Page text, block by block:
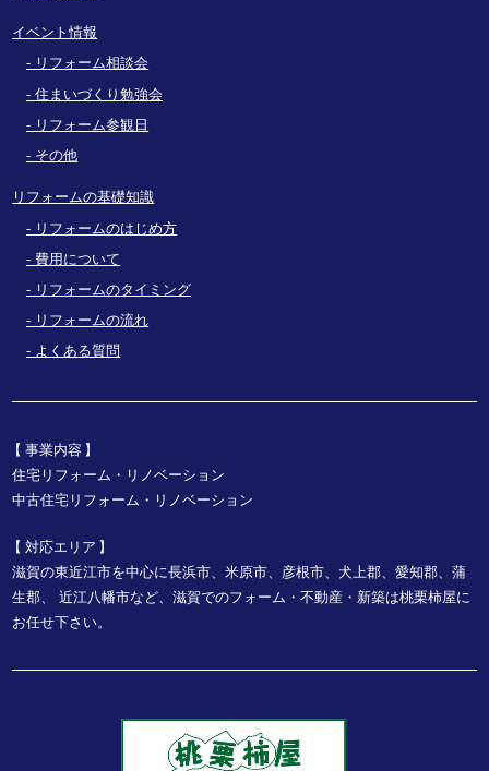
イベント情報
リフォーム相談会
住まいづくり勉強会
リフォーム参観日
その他
リフォームの基礎知識
リフォームのはじめ方
費用について
リフォームのタイミング
リフォームの流れ
よくある質問
事業内容
住宅リフォーム・リノベーション
中古住宅リフォーム・リノベーション
対応エリア
滋賀の東近江市を中心に長浜市、米原市、彦根市、犬上郡、愛知郡、蒲
生郡、
近江八幡市など、滋賀でのフォーム・不動産・新築は桃栗柿屋に
お任せ下さい。